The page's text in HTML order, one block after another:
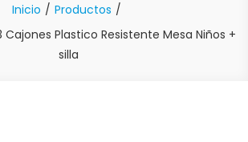
Inicio
Productos
Plastico Resistente Mesa Niños +
silla